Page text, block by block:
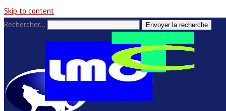
Skip to content
Rechercher…
Envoyer la recherche